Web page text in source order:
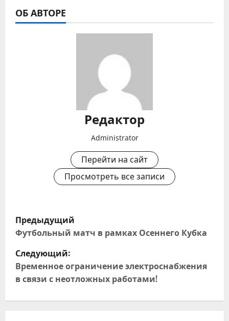
ОБ АВТОРЕ
Редактор
Administrator
Перейти на сайт
Просмотреть все записи
Н
а
в
и
г
Предыдущий
Футбольный матч в рамках Осеннего Кубка
Следующий:
Временное ограничение электроснабжения
в связи с неотложных работами!